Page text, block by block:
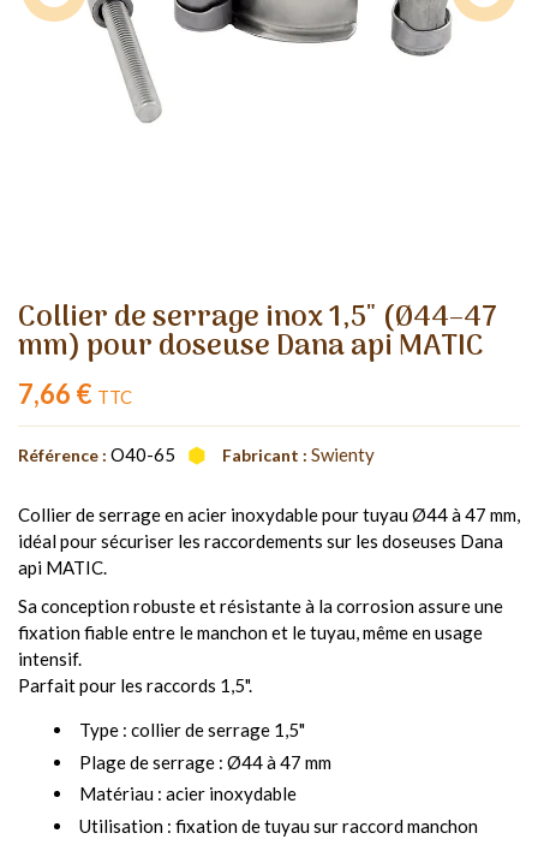
Collier de serrage inox 1,5" (Ø44–47
mm) pour doseuse Dana api MATIC
7,66 € TTC
Référence : O40-65 Fabricant : Swienty
Collier de serrage en acier inoxydable pour tuyau Ø44 à 47 mm,
idéal pour sécuriser les raccordements sur les doseuses Dana
api MATIC.
Sa conception robuste et résistante à la corrosion assure une
fixation fiable entre le manchon et le tuyau, même en usage
intensif.
Parfait pour les raccords 1,5".
Type : collier de serrage 1,5"
Plage de serrage : Ø44 à 47 mm
Matériau : acier inoxydable
Utilisation : fixation de tuyau sur raccord manchon